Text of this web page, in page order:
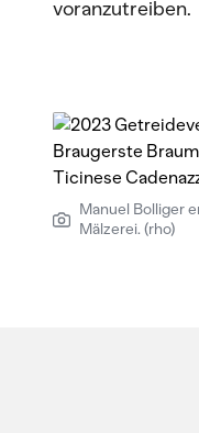
voranzutreiben.
Manuel Bolliger
Mälzerei. (rho)